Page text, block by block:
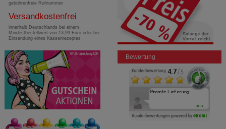
gebührenfreie Rufnummer
Versandkostenfrei
innerhalb Deutschlands bei einem
Mindestbestellwert von 13,99 Euro oder bei
Einsendung eines Kassenrezeptes
Bewertung